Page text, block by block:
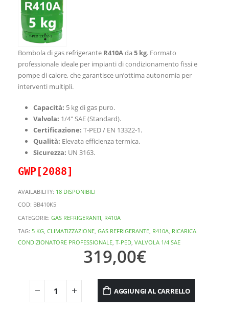
Bombola di gas refrigerante R410Ada5 kg. Formato
professionale ideale per impianti di condizionamento fissi e
pompe di calore, che garantisce un’ottima autonomia per
interventi multipli.
Capacità: 5 kg di gas puro.
Valvola: 1/4″ SAE (Standard).
Certificazione: T-PED / EN 13322-1.
Qualità: Elevata efficienza termica.
Sicurezza: UN 3163.
GWP[2088]
AVAILABILITY: 18 DISPONIBILI
COD: BB410K5
CATEGORIE: GAS REFRIGERANTI, R410A
TAG: 5 KG CLIMATIZZAZIONE GAS REFRIGERANTE R410A RICARICA
CONDIZIONATORE PROFESSIONALE T-PED VALVOLA 1/4 SAE
319,00€
AGGIUNGI AL CARRELLO